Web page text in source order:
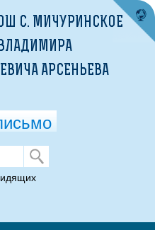
С. МИЧУРИНСКОЕ
АРСЕНЬЕВА